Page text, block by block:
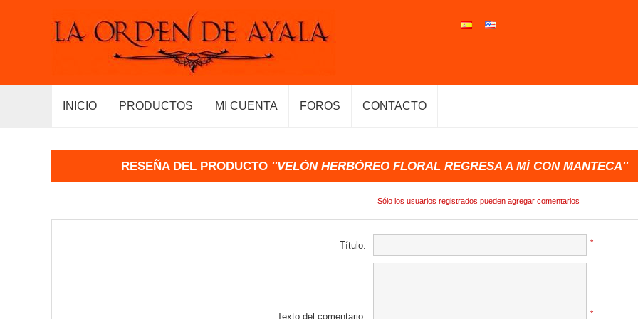
INICIO PRODUCTOS MI CUENTA FOROS CONTACTO
RESEÑA DEL PRODUCTO VELÓN HERBÓREO FLORAL REGRESA A MÍ CON MANTECA
Sólo los usuarios registrados pueden agregar comentarios
Título: *
Texto del comentario: *